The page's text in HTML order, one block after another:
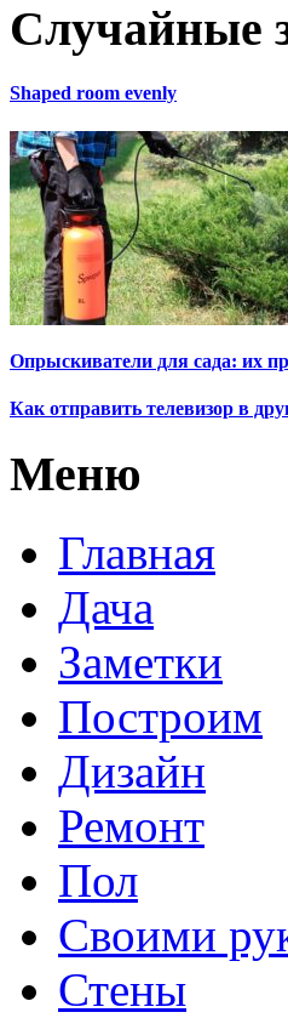
Случайные
Shaped room evenly
Опрыскиватели для сада: их
Как отправить телевизор в
Меню
Главная
Дача
Заметки
Построим
Дизайн
Ремонт
Пол
Своими
Стены